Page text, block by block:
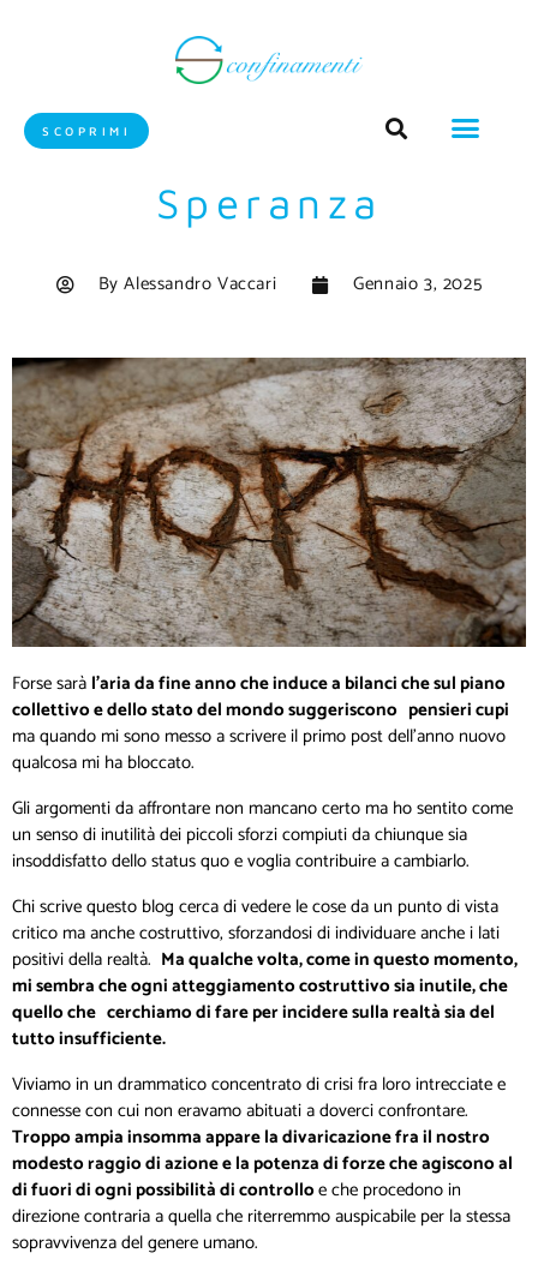
SCOPRIMI
Speranza
By Alessandro Vaccari Gennaio 3, 2025
Forse sarà l’aria da fine anno che induce a bilanci che sul piano
collettivo e dello stato del mondo suggeriscono pensieri cupi
ma quando mi sono messo a scrivere il primo post dell’anno nuovo
qualcosa mi ha bloccato.
Gli argomenti da affrontare non mancano certo ma ho sentito come
un senso di inutilità dei piccoli sforzi compiuti da chiunque sia
insoddisfatto dello status quo e voglia contribuire a cambiarlo.
Chi scrive questo blog cerca di vedere le cose da un punto di vista
critico ma anche costruttivo, sforzandosi di individuare anche i lati
positivi della realtà. Ma qualche volta, come in questo momento,
mi sembra che ogni atteggiamento costruttivo sia inutile, che
quello che cerchiamo di fare per incidere sulla realtà sia del
tutto insufficiente.
Viviamo in un drammatico concentrato di crisi fra loro intrecciate e
connesse con cui non eravamo abituati a doverci confrontare.
Troppo ampia insomma appare la divaricazione fra il nostro
modesto raggio di azione e la potenza di forze che agiscono al
di fuori di ogni possibilità di controlloe che procedono in
direzione contraria a quella che riterremmo auspicabile per la stessa
sopravvivenza del genere umano.